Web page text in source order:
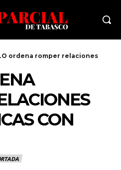
ordena romper relaciones
CON